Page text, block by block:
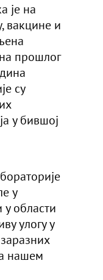
је на
вакцине и
прошлог
су
у бившој
у
области
улогу у
нашем